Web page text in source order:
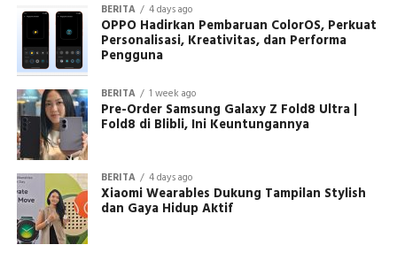
BERITA 4 days ago
OPPO Hadirkan Pembaruan ColorOS, Perkuat
Personalisasi, Kreativitas, dan Performa
Pengguna
BERITA 1 week ago
Pre-Order Samsung Galaxy Z Fold8 Ultra |
Fold8 di Blibli, Ini Keuntungannya
BERITA 4 days ago
Xiaomi Wearables Dukung Tampilan Stylish
dan Gaya Hidup Aktif